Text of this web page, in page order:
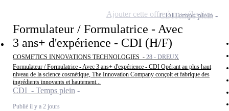
Formulateur / Formulatrice - Avec
3 ans+ d'expérience - CDI (H/F)
COSMETICS INNOVATIONS TECHNOLOGIES - 28 - DREUX
Formulateur / Formulatrice - Avec 3 ans+ d'expérience - CDI Opérant au plus haut
niveau de la science cosmétique, The Innovation Company conçoit et fabrique des
ingrédients innovants et hautement...
CDI - Temps plein
Publié il y a 2 jours
CDITemps plein
Ajouter cette offre à ma sélection